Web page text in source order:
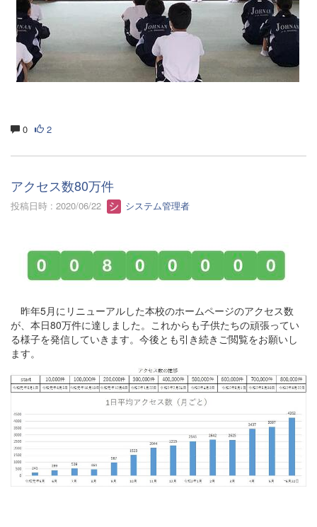
0 2
アクセス数80万件
投稿日時 : 2020/06/22 システム管理者
昨年5月にリニューアルした本校のホームページのアクセス数
が、本日80万件に達しました。これからも子供たちの頑張ってい
る様子を発信していきます。今後とも引き続きご閲覧をお願いし
ます。